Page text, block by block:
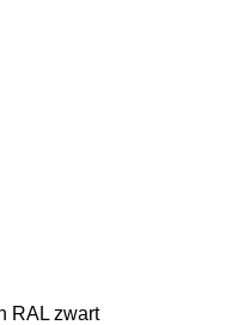
RAL zwart